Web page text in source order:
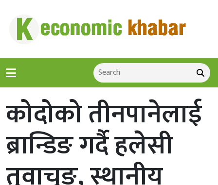
कोदोको तीनपानेलाई
ब्रान्डिङ गर्दै हलेसी